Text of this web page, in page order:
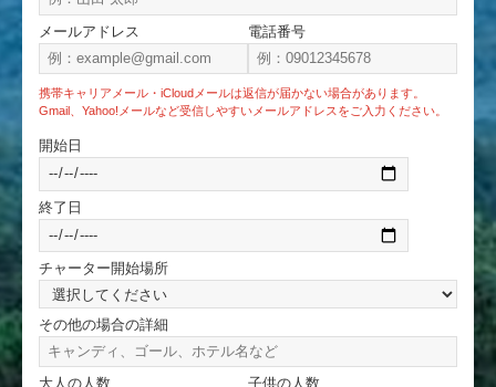
メールアドレス 電話番号
携帯キャリアメール・iCloudメールは返信が届かない場合があります。
Gmail、Yahoo!メールなど受信しやすいメールアドレスをご入力ください。
開始日
終了日
チャーター開始場所
その他の場合の詳細
大人の人数 子供の人数